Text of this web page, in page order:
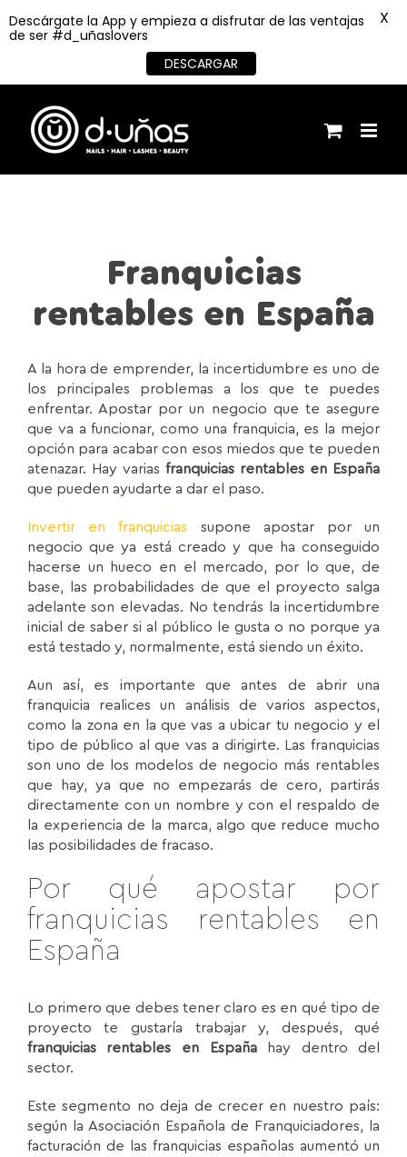
contenido
Franquicias
rentables en España
A la hora de emprender, la incertidumbre es uno de
los principales problemas a los que te puedes
enfrentar. Apostar por un negocio que te asegure
que va a funcionar, como una franquicia, es la mejor
opción para acabar con esos miedos que te pueden
atenazar. Hay varias franquicias rentables en España
que pueden ayudarte a dar el paso.
Invertir en franquicias supone apostar por un
negocio que ya está creado y que ha conseguido
hacerse un hueco en el mercado, por lo que, de
base, las probabilidades de que el proyecto salga
adelante son elevadas. No tendrás la incertidumbre
inicial de saber si al público le gusta o no porque ya
está testado y, normalmente, está siendo un éxito.
Aun así, es importante que antes de abrir una
franquicia realices un análisis de varios aspectos,
como la zona en la que vas a ubicar tu negocio y el
tipo de público al que vas a dirigirte. Las franquicias
son uno de los modelos de negocio más rentables
que hay, ya que no empezarás de cero, partirás
directamente con un nombre y con el respaldo de
la experiencia de la marca, algo que reduce mucho
las posibilidades de fracaso.
Por qué apostar por
franquicias rentables en
España
Lo primero que debes tener claro es en qué tipo de
proyecto te gustaría trabajar y, después, qué
franquicias rentables en España
hay dentro del
sector.
Este segmento no deja de crecer en nuestro país:
según la Asociación Española de Franquiciadores, la
facturación de las franquicias españolas aumentó un
Descárgate la App y empieza a disfrutar de las ventajas
de ser #d_uñaslovers
DESCARGAR
X